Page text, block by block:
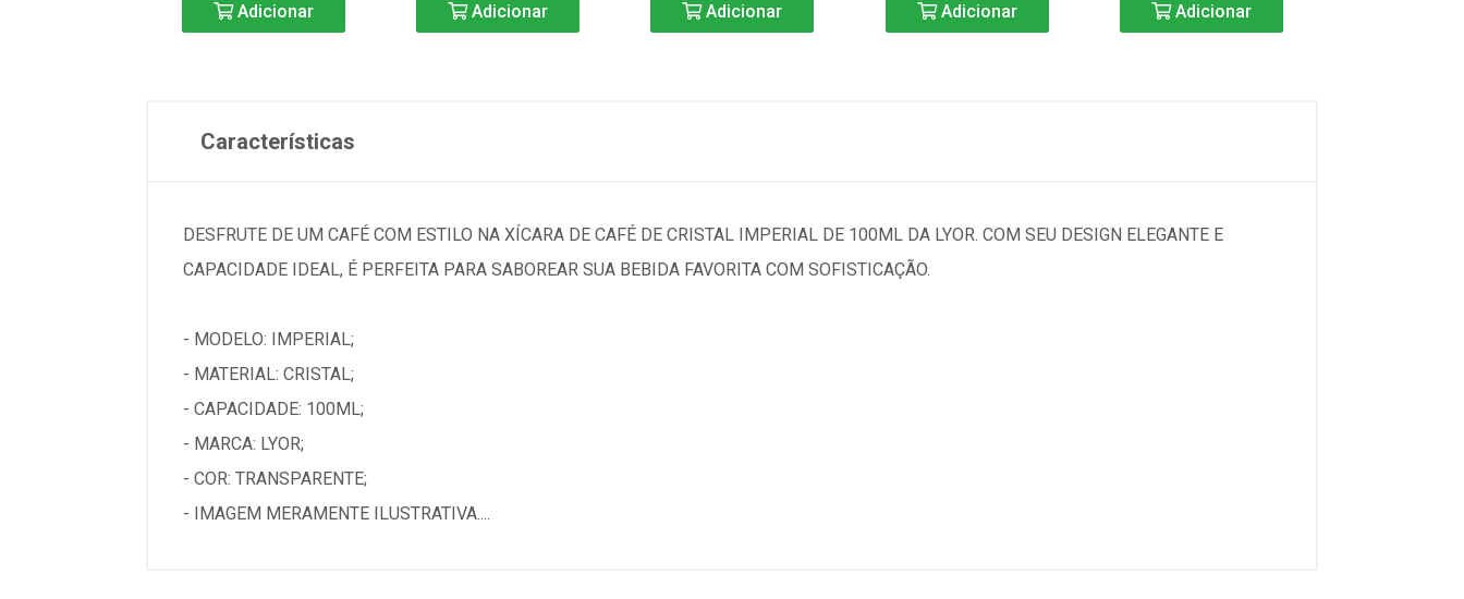
Adicionar Adicionar Adicionar Adicionar Adicionar
Características
DESFRUTE DE UM CAFÉ COM ESTILO NA XÍCARA DE CAFÉ DE CRISTAL IMPERIAL DE 100ML DA LYOR. COM SEU DESIGN ELEGANTE E
CAPACIDADE IDEAL, É PERFEITA PARA SABOREAR SUA BEBIDA FAVORITA COM SOFISTICAÇÃO.
- MODELO: IMPERIAL;
- MATERIAL: CRISTAL;
- CAPACIDADE: 100ML;
- MARCA: LYOR;
- COR: TRANSPARENTE;
- IMAGEM MERAMENTE ILUSTRATIVA....